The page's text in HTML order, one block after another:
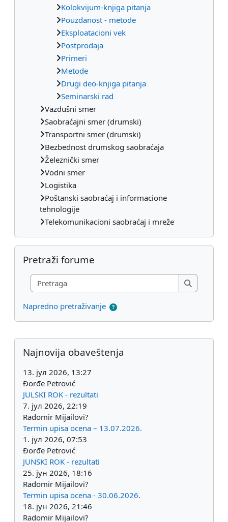
Kolokvijum-knjiga pitanja
Pouzdanost - metode
Eksploatacioni vek
Postprodaja
Primeri
Metode
Drugi deo-knjiga pitanja
Seminarski rad
Vazdušni smer
Saobraćajni smer (drumski)
Transportni smer (drumski)
Bezbednost drumskog saobraćaja
Železnički smer
Vodni smer
Logistika
Poštanski saobraćaj i informacione
tehnologije
Telekomunikacioni saobraćaj i mreže
Preskoči Pretraži forume
Pretraži forume
Pretraga
Pretraga
Napredno pretraživanje
Dodatni blokovi
Preskoči Najnovija obaveštenja
Najnovija obaveštenja
13. јул 2026, 13:27
Đorđe Petrović
JULSKI ROK - rezultati
7. јул 2026, 22:19
Radomir Mijailovi?
Termin upisa ocena – 13.07.2026.
1. јул 2026, 07:53
Đorđe Petrović
JUNSKI ROK - rezultati
25. јун 2026, 18:16
Radomir Mijailovi?
Termin upisa ocena - 30.06.2026.
18. јун 2026, 21:46
Radomir Mijailovi?